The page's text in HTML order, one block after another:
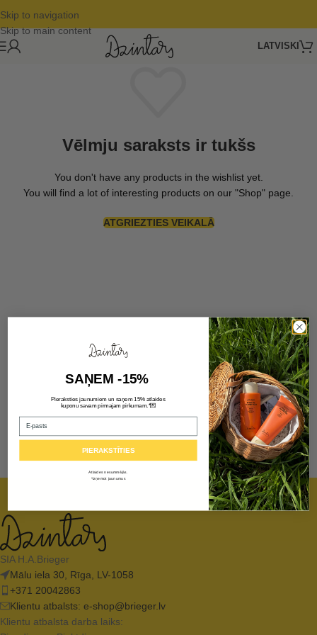
Skip to navigation
Skip to main content
LATVISKI
Vēlmju saraksts ir tukšs
You don't have any products in the wishlist yet.
You will find a lot of interesting products on our "Shop" page.
ATGRIEZTIES VEIKALĀ
SIA H.A.Brieger
Mālu iela 30, Rīga, LV-1058
+371 20042863
Klientu atbalsts: e-shop@brieger.lv
Klientu atbalsta darba laiks:
SAŅEM -15%
Pieraksties jaunumiem un saņem 15% atlaides
kuponu savam pirmajam pirkumam.*💌
Email
PIERAKSTĪTIES
Atlaides nesummējās.
*Izņemot jaunumus